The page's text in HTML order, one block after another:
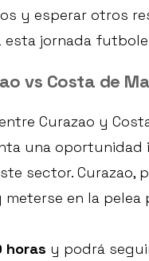
y esperar otros
esta jornada
vs Costa de
Curazao y
una
sector. Curazao,
en la
horas y podrá